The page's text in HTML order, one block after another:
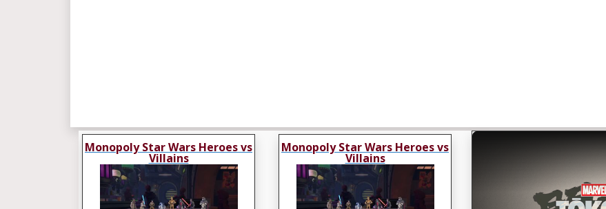
Monopoly Star Wars Heroes vs
Villains
Monopoly Star Wars Heroes vs
Villains